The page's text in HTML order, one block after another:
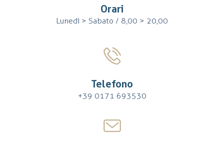
Orari
Lunedì > Sabato / 8,00 > 20,00
Telefono
+39 0171 693530